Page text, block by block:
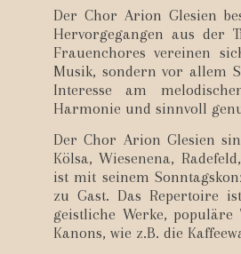
Der Chor Arion Glesien
Hervorgegangen aus der
Frauenchores vereinen
Musik, sondern vor allem
Interesse am
Harmonie und sinnvoll
Der Chor Arion Glesien
Kölsa, Wiesenena,
ist mit seinem
zu Gast. Das Repertoire
geistliche Werke,
Kanons, wie z.B. die